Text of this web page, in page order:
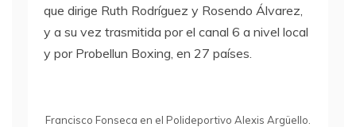
que dirige Ruth Rodríguez y Rosendo Álvarez,
y a su vez trasmitida por el canal 6 a nivel local
y por Probellun Boxing, en 27 países.
Francisco Fonseca en el Polideportivo Alexis Argüello.